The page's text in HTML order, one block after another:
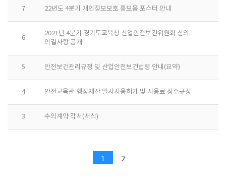
7 22년도 4분기 개인정보보호 홍보용 포스터 안내
6
2021년 4분기 경기도교육청 산업안전보건위원회 심의.
의결사항 공개
5 안전보건관리규정 및 산업안전보건법령 안내(요약)
4 안전교육관 행정재산 일시사용허가 및 사용료 징수규정
3 수의계약 각서(서식)
1 2